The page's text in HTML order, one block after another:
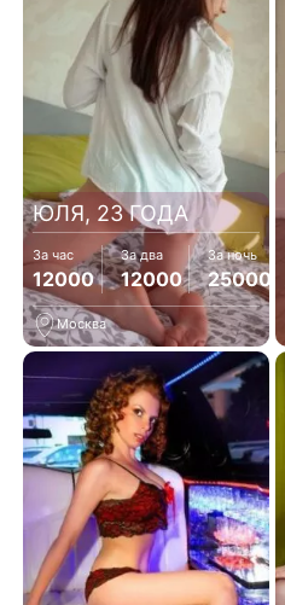
ЮЛЯ, 23 ГОДА
За час
12000
За два
12000
За ночь
25000
Москва